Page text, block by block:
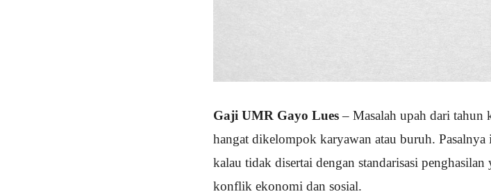
Gaji UMR Gayo Lues– Masalah upah dari tahun
hangat dikelompok karyawan atau buruh.
kalau tidak disertai dengan standarisasi
konflik ekonomi dan sosial.